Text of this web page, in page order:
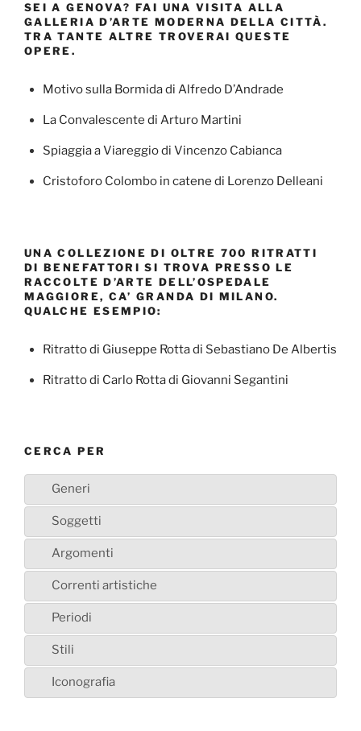
SEI A GENOVA? FAI UNA VISITA ALLA
GALLERIA D’ARTE MODERNA DELLA CITTÀ.
TRA TANTE ALTRE TROVERAI QUESTE
OPERE.
Motivo sulla Bormida di Alfredo D’Andrade
La Convalescente di Arturo Martini
Spiaggia a Viareggio di Vincenzo Cabianca
Cristoforo Colombo in catene di Lorenzo Delleani
UNA COLLEZIONE DI OLTRE 700 RITRATTI
DI BENEFATTORI SI TROVA PRESSO LE
RACCOLTE D’ARTE DELL’OSPEDALE
MAGGIORE, CA’ GRANDA DI MILANO.
QUALCHE ESEMPIO:
Ritratto di Giuseppe Rotta di Sebastiano De Albertis
Ritratto di Carlo Rotta di Giovanni Segantini
CERCA PER
Generi
Soggetti
Argomenti
Correnti artistiche
Periodi
Stili
Iconografia